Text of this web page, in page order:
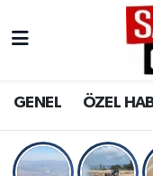
GENEL ÖZEL
OSMANİYE
Osmaniye
Osmaniye